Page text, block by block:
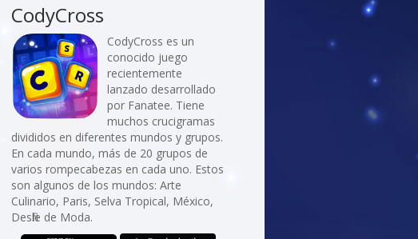
CodyCross
CodyCross es un
conocido juego
recientemente
lanzado desarrollado
por Fanatee. Tiene
muchos crucigramas
divididos en diferentes mundos y grupos.
En cada mundo, más de 20 grupos de
varios rompecabezas en cada uno. Estos
son algunos de los mundos: Arte
Culinario, Paris, Selva Tropical, México,
Desfile de Moda.